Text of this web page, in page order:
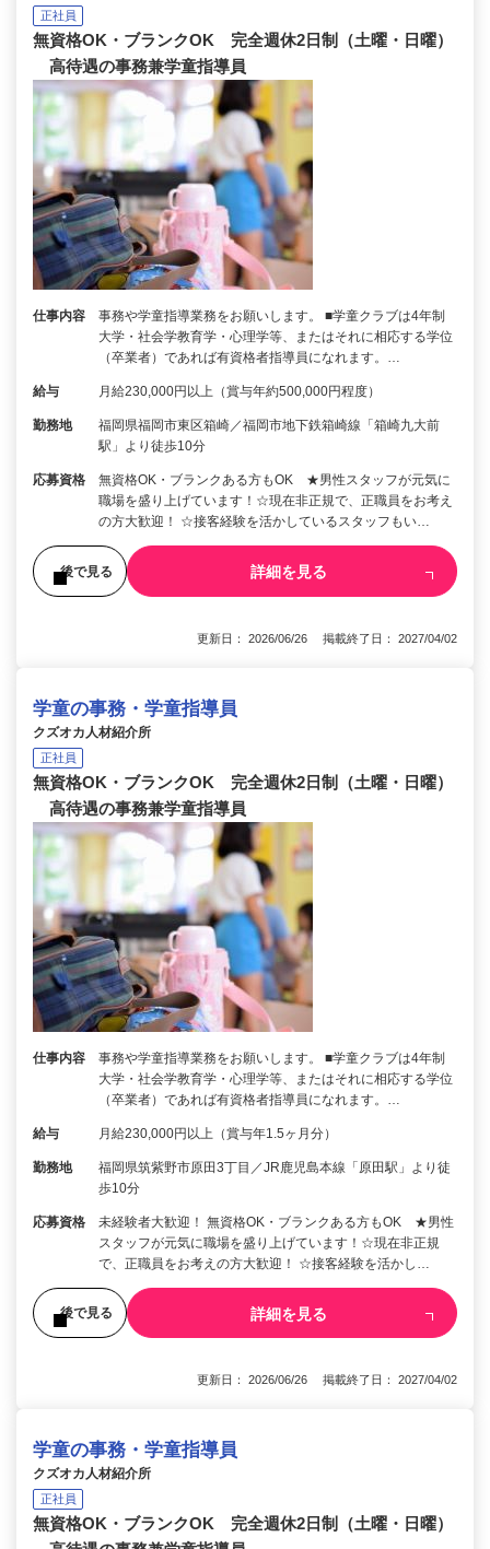
正社員
無資格OK・ブランクOK 完全週休2日制（土曜・日曜）
高待遇の事務兼学童指導員
仕事内容
事務や学童指導業務をお願いします。 ■学童クラブは4年制
大学・社会学教育学・心理学等、またはそれに相応する学位
（卒業者）であれば有資格者指導員になれます。…
給与 月給230,000円以上（賞与年約500,000円程度）
勤務地
福岡県福岡市東区箱崎／福岡市地下鉄箱崎線「箱崎九大前
駅」より徒歩10分
応募資格
無資格OK・ブランクある方もOK ★男性スタッフが元気に
職場を盛り上げています！☆現在非正規で、正職員をお考え
の方大歓迎！ ☆接客経験を活かしているスタッフもい…
後で見る 詳細を見る
更新日： 2026/06/26 掲載終了日： 2027/04/02
学童の事務・学童指導員
クズオカ人材紹介所
正社員
無資格OK・ブランクOK 完全週休2日制（土曜・日曜）
高待遇の事務兼学童指導員
仕事内容
事務や学童指導業務をお願いします。 ■学童クラブは4年制
大学・社会学教育学・心理学等、またはそれに相応する学位
（卒業者）であれば有資格者指導員になれます。…
給与 月給230,000円以上（賞与年1.5ヶ月分）
勤務地
福岡県筑紫野市原田3丁目／JR鹿児島本線「原田駅」より徒
歩10分
応募資格
未経験者大歓迎！ 無資格OK・ブランクある方もOK ★男性
スタッフが元気に職場を盛り上げています！☆現在非正規
で、正職員をお考えの方大歓迎！ ☆接客経験を活かし…
後で見る 詳細を見る
更新日： 2026/06/26 掲載終了日： 2027/04/02
学童の事務・学童指導員
クズオカ人材紹介所
正社員
無資格OK・ブランクOK 完全週休2日制（土曜・日曜）